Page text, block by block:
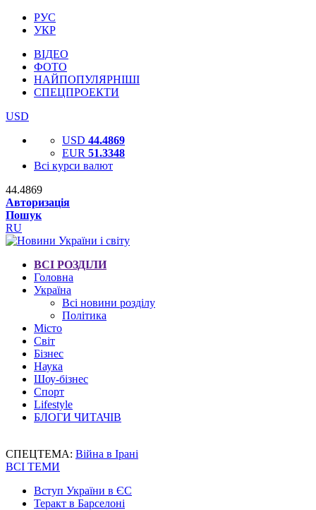
РУС
УКР
ВІДЕО
ФОТО
НАЙПОПУЛЯРНІШІ
СПЕЦПРОЕКТИ
USD
USD 44.4869
EUR 51.3348
Всі курси валют
44.4869
Авторизація
Пошук
RU
ВСІ РОЗДІЛИ
Головна
Україна
Всі новини розділу
Політика
Місто
Світ
Бізнес
Наука
Шоу-бізнес
Спорт
Lifestyle
БЛОГИ ЧИТАЧІВ
СПЕЦТЕМА: Війна в Ірані
ВСІ ТЕМИ
Вступ України в ЄС
Теракт в Барселоні